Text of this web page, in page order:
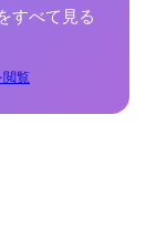
すべて見る
閲覧